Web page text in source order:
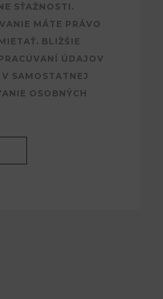
SŤAŽNOSTI.
MÁTE PRÁVO
BLIŽŠIE
ÚDAJOV
SAMOSTATNEJ
OSOBNÝCH